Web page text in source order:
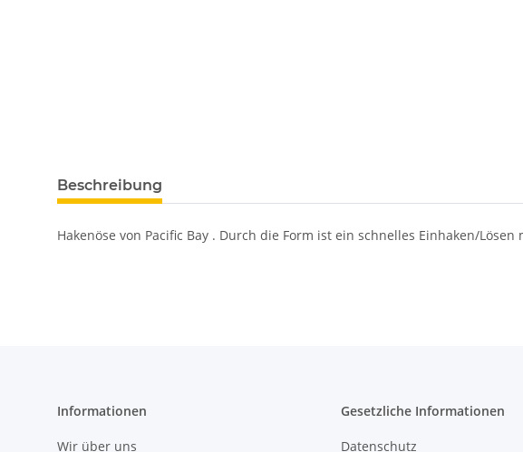
Beschreibung
Hakenöse von Pacific Bay . Durch die Form ist ein schnelles Einhaken/
Informationen
Wir über uns
Gesetzliche Informationen
Datenschutz